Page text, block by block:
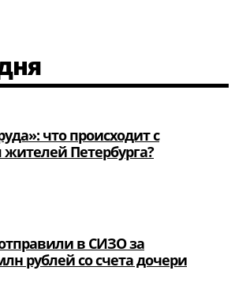
что происходит с
Петербурга?
в СИЗО за
рублей со счета дочери